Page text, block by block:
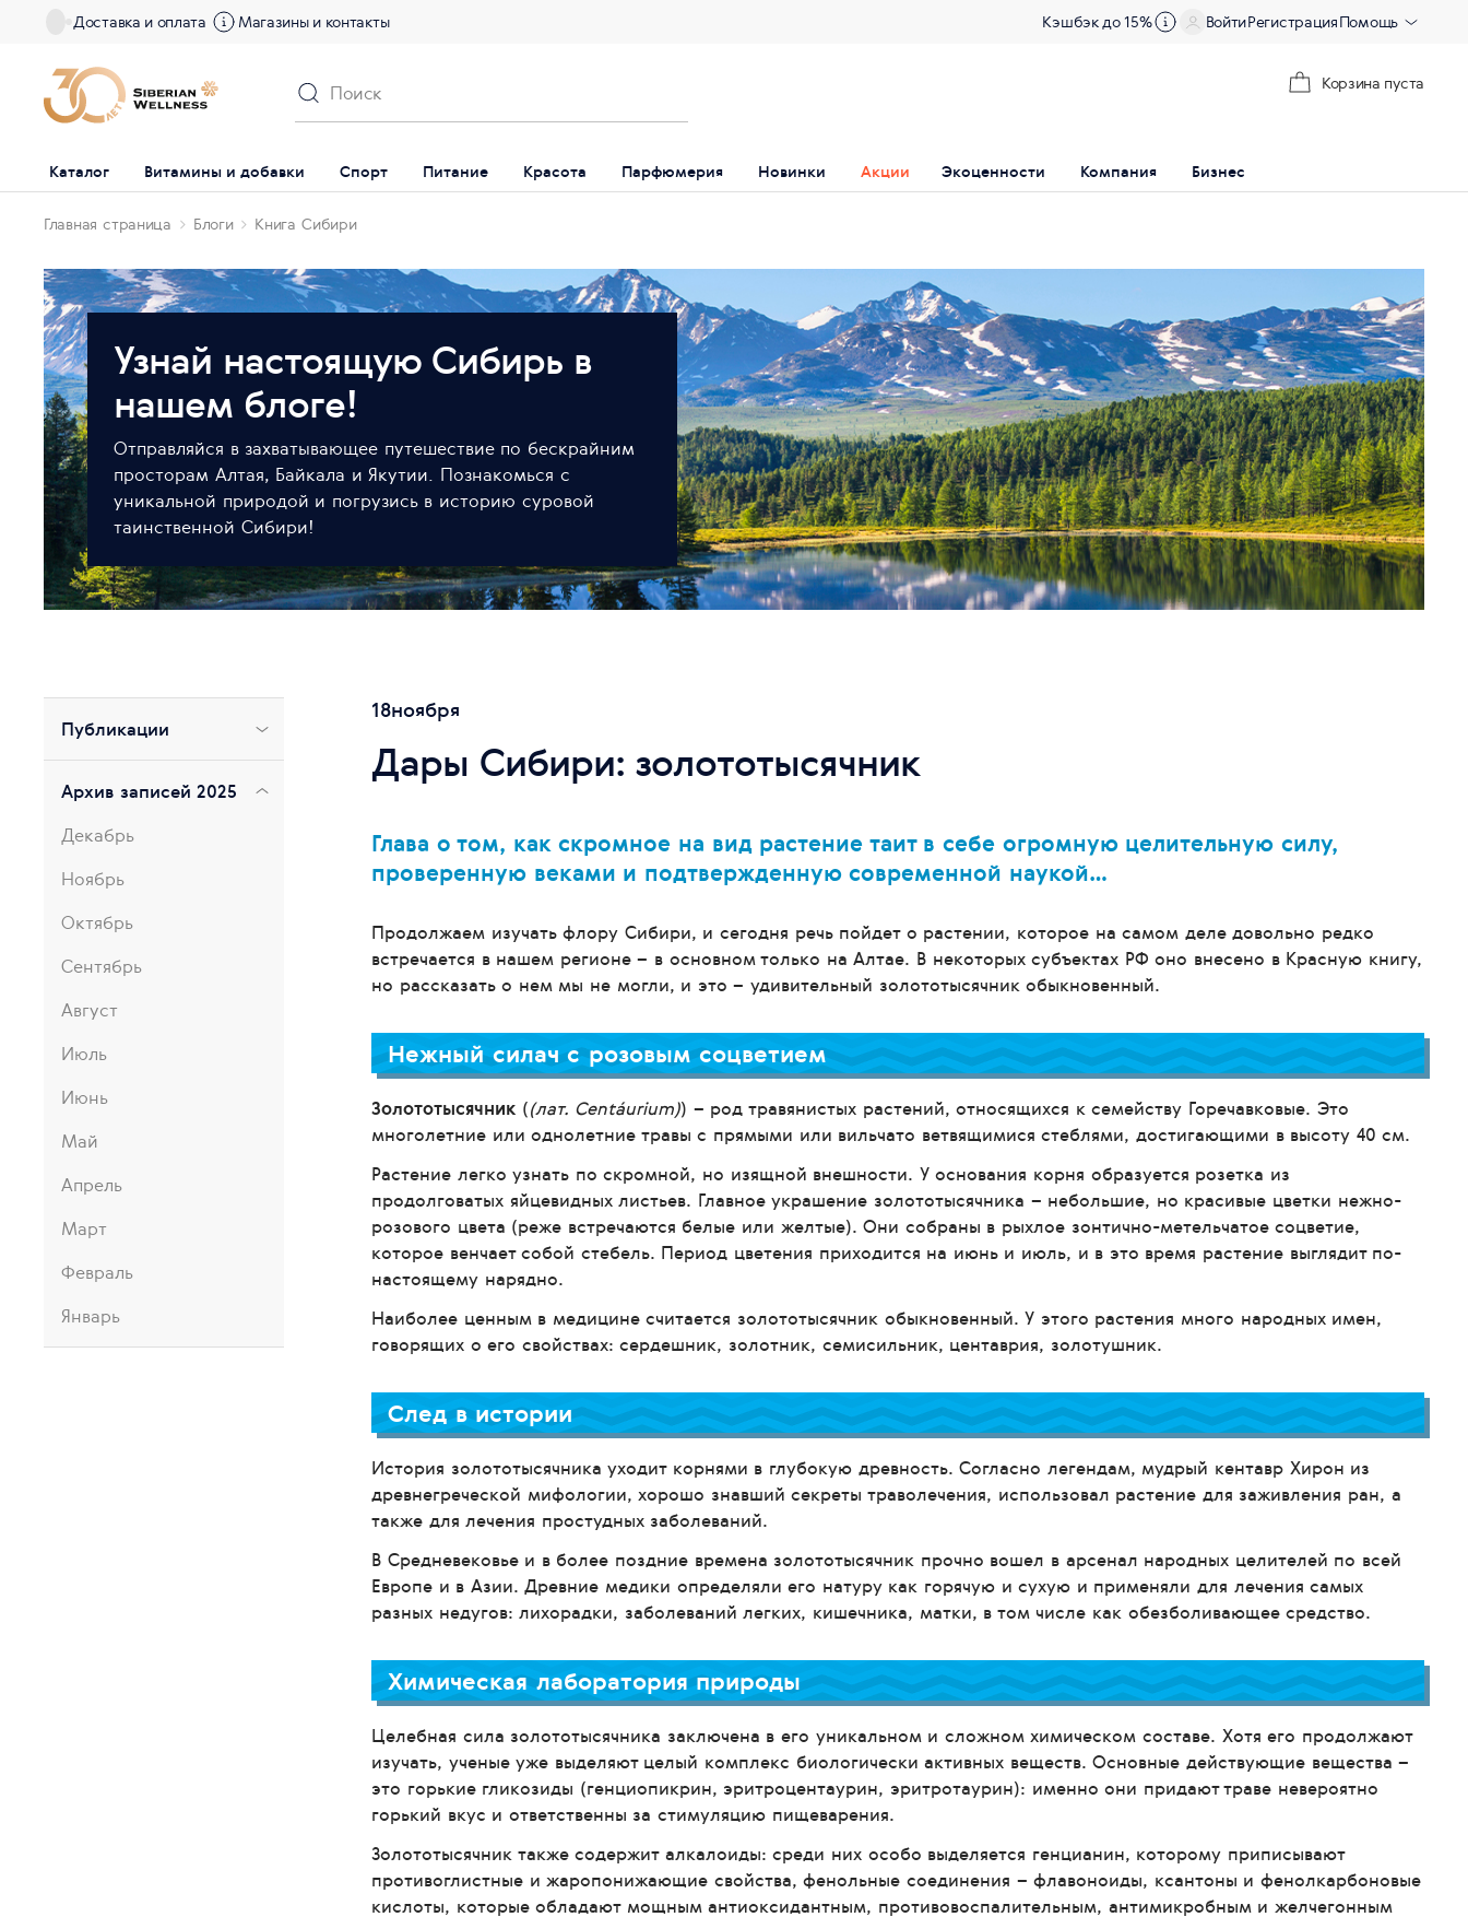
Доставка и оплата Магазины и контакты Кэшбэк до 15% ВойтиРегистрацияПомощь
Корзина пуста
Каталог Витамины и добавки Спорт Питание Красота Парфюмерия Новинки Акции Экоценности Компания Бизнес
Главная страница Блоги Книга Сибири
Узнай настоящую Сибирь в
нашем блоге!
Отправляйся в захватывающее путешествие по бескрайним
просторам Алтая, Байкала и Якутии. Познакомься с
уникальной природой и погрузись в историю суровой
таинственной Сибири!
18ноября
Дары Сибири: золототысячник
Глава о том, как скромное на вид растение таит в себе огромную целительную силу,
проверенную веками и подтвержденную современной наукой…
Продолжаем изучать флору Сибири, и сегодня речь пойдет о растении, которое на самом деле довольно редко
встречается в нашем регионе – в основном только на Алтае. В некоторых субъектах РФ оно внесено в Красную книгу,
но рассказать о нем мы не могли, и это – удивительный золототысячник обыкновенный.
Нежный силач с розовым соцветием
Золототысячник ((лат. Centáurium)) – род травянистых растений, относящихся к семейству Горечавковые. Это
многолетние или однолетние травы с прямыми или вильчато ветвящимися стеблями, достигающими в высоту 40 см.
Растение легко узнать по скромной, но изящной внешности. У основания корня образуется розетка из
продолговатых яйцевидных листьев. Главное украшение золототысячника – небольшие, но красивые цветки нежно-
розового цвета (реже встречаются белые или желтые). Они собраны в рыхлое зонтично-метельчатое соцветие,
которое венчает собой стебель. Период цветения приходится на июнь и июль, и в это время растение выглядит по-
настоящему нарядно.
Наиболее ценным в медицине считается золототысячник обыкновенный. У этого растения много народных имен,
говорящих о его свойствах: сердешник, золотник, семисильник, центаврия, золотушник.
След в истории
История золототысячника уходит корнями в глубокую древность. Согласно легендам, мудрый кентавр Хирон из
древнегреческой мифологии, хорошо знавший секреты траволечения, использовал растение для заживления ран, а
также для лечения простудных заболеваний.
В Средневековье и в более поздние времена золототысячник прочно вошел в арсенал народных целителей по всей
Европе и в Азии. Древние медики определяли его натуру как горячую и сухую и применяли для лечения самых
разных недугов: лихорадки, заболеваний легких, кишечника, матки, в том числе как обезболивающее средство.
Химическая лаборатория природы
Целебная сила золототысячника заключена в его уникальном и сложном химическом составе. Хотя его продолжают
изучать, ученые уже выделяют целый комплекс биологически активных веществ. Основные действующие вещества –
это горькие гликозиды (генциопикрин, эритроцентаурин, эритротаурин): именно они придают траве невероятно
горький вкус и ответственны за стимуляцию пищеварения.
Золототысячник также содержит алкалоиды: среди них особо выделяется генцианин, которому приписывают
противоглистные и жаропонижающие свойства, фенольные соединения – флавоноиды, ксантоны и фенолкарбоновые
кислоты, которые обладают мощным антиоксидантным, противовоспалительным, антимикробным и желчегонным
Публикации
Архив записей 2025
Декабрь
Ноябрь
Октябрь
Сентябрь
Август
Июль
Июнь
Май
Апрель
Март
Февраль
Январь